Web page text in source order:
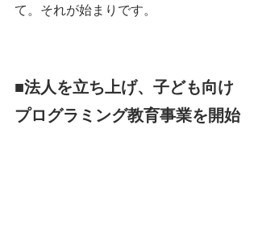
て。それが始まりです。
■法人を立ち上げ、子ども向け
プログラミング教育事業を開始